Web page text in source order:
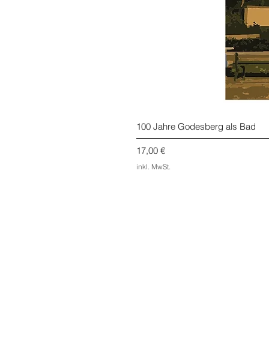
100 Jahre Godesberg als Bad
Preis
17,00 €
inkl. MwSt.